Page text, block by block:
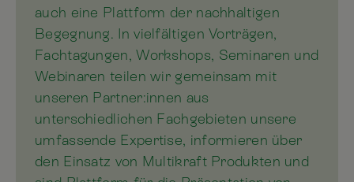
auch eine Plattform der nachhaltigen
Begegnung. In vielfältigen Vorträgen,
Fachtagungen, Workshops, Seminaren und
Webinaren teilen wir gemeinsam mit
unseren Partner:innen aus
unterschiedlichen Fachgebieten unsere
umfassende Expertise, informieren über
den Einsatz von Multikraft Produkten und